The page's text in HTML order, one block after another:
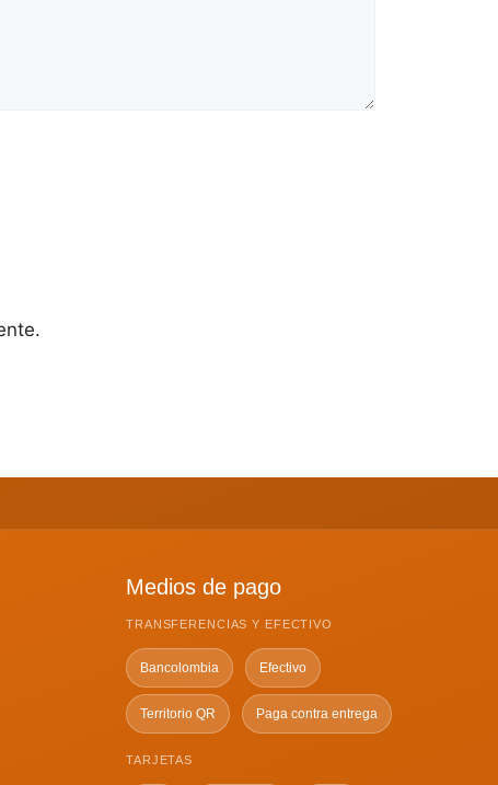
Medios de pago
TRANSFERENCIAS Y EFECTIVO
Bancolombia Efectivo
Territorio QR Paga contra entrega
TARJETAS